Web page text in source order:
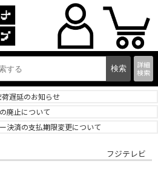
詳細
検索
遅延のお知らせ
廃止について
決済の支払期限変更について
フジテレビ